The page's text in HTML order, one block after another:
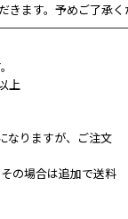
きます。予めご了承く
上
なりますが、ご注文
の場合は追加で送料